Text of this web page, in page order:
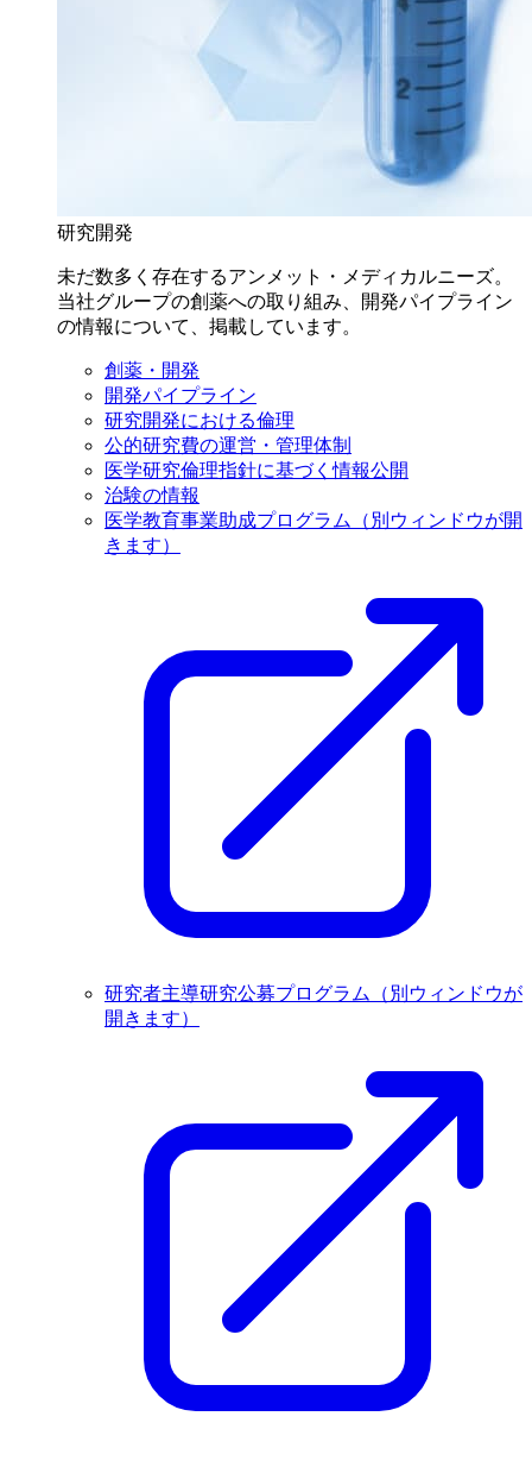
研究開発
未だ数多く存在するアンメット・メディカルニーズ。
当社グループの創薬への取り組み、開発パイプライン
の情報について、掲載しています。
創薬・開発
開発パイプライン
研究開発における倫理
公的研究費の運営・管理体制
医学研究倫理指針に基づく情報公開
治験の情報
医学教育事業助成プログラム
（別ウィンドウが開
きます）
研究者主導研究公募プログラム
（別ウィンドウが
開きます）